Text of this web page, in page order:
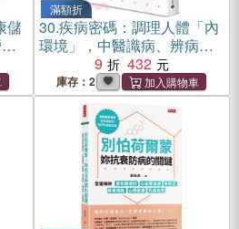
儲
滿額折
30.疾病密碼：調理人體「內
環境」，中醫識病、辨病、
治病之道全解析
9 432
庫存：2